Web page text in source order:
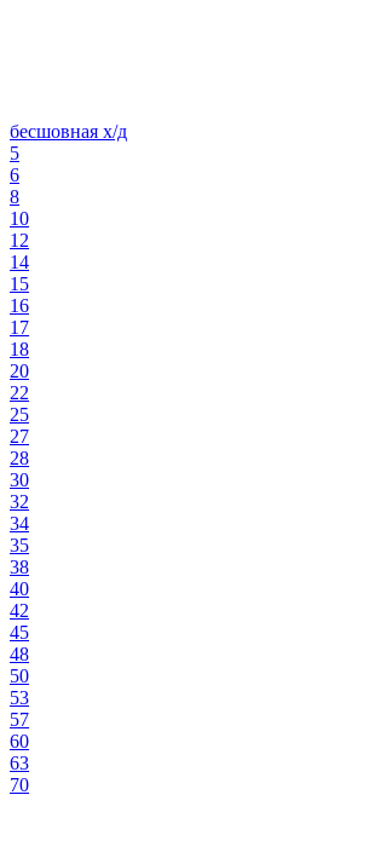
бесшовная х/д
5
6
8
10
12
14
15
16
17
18
20
22
25
27
28
30
32
34
35
38
40
42
45
48
50
53
57
60
63
70